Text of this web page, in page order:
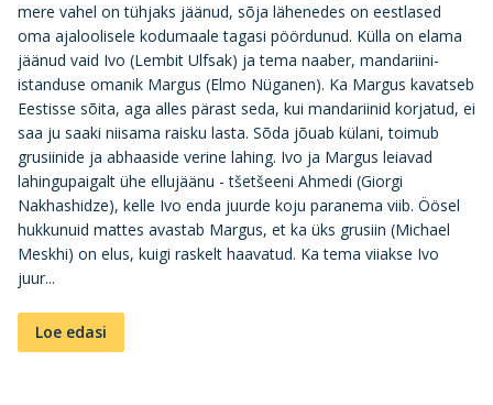
mere vahel on tühjaks jäänud, sõja lähenedes on eestlased
oma ajaloolisele kodumaale tagasi pöördunud. Külla on elama
jäänud vaid Ivo (Lembit Ulfsak) ja tema naaber, mandariini-
istanduse omanik Margus (Elmo Nüganen). Ka Margus kavatseb
Eestisse sõita, aga alles pärast seda, kui mandariinid korjatud, ei
saa ju saaki niisama raisku lasta. Sõda jõuab külani, toimub
grusiinide ja abhaaside verine lahing. Ivo ja Margus leiavad
lahingupaigalt ühe ellujäänu - tšetšeeni Ahmedi (Giorgi
Nakhashidze), kelle Ivo enda juurde koju paranema viib. Öösel
hukkunuid mattes avastab Margus, et ka üks grusiin (Michael
Meskhi) on elus, kuigi raskelt haavatud. Ka tema viiakse Ivo
juur...
Loe edasi